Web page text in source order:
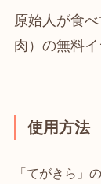
原始人が食
肉）の無料イ
使用方法
「てがきら」